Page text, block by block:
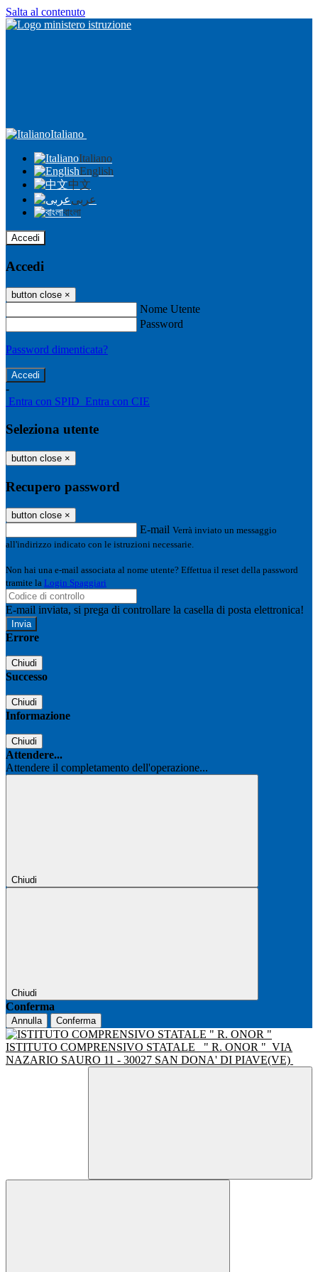
Salta al contenuto
Italiano
Italiano
English
中文
عربى
বাংলা
Accedi
Accedi
button close ×
Nome Utente
Password
Password dimenticata?
-
Entra con SPID Entra con CIE
Seleziona utente
button close ×
Recupero password
button close ×
E-mail Verrà inviato un messaggio
all'indirizzo indicato con le istruzioni necessarie.
Non hai una e-mail associata al nome utente? Effettua il reset della password
tramite la Login Spaggiari
E-mail inviata, si prega di controllare la casella di posta elettronica!
Errore
Chiudi
Successo
Chiudi
Informazione
Chiudi
Attendere...
Attendere il completamento dell'operazione...
Chiudi
Chiudi
Conferma
Annulla Conferma
ISTITUTO COMPRENSIVO STATALE " R. ONOR " VIA
NAZARIO SAURO 11 - 30027 SAN DONA' DI PIAVE(VE)